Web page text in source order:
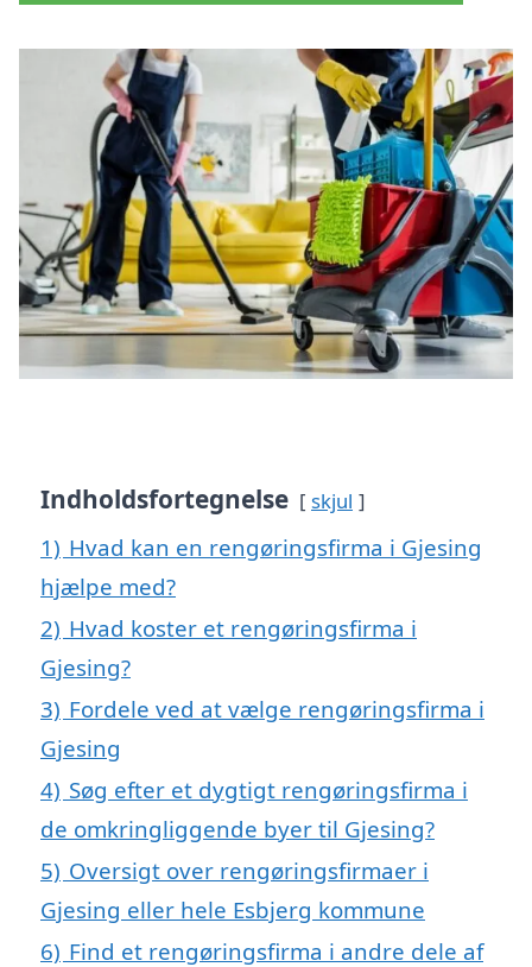
Indholdsfortegnelse skjul
1) Hvad kan en rengøringsfirma i Gjesing
hjælpe med?
2) Hvad koster et rengøringsfirma i
Gjesing?
3) Fordele ved at vælge rengøringsfirma i
Gjesing
4) Søg efter et dygtigt rengøringsfirma i
de omkringliggende byer til Gjesing?
5) Oversigt over rengøringsfirmaer i
Gjesing eller hele Esbjerg kommune
6) Find et rengøringsfirma i andre dele af